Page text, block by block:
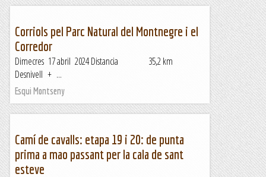
Corriols pel Parc Natural del Montnegre i el
Corredor
Dimecres 17 abril 2024 Distancia 35,2 km
Desnivell + ...
Esqui Montseny
Camí de cavalls: etapa 19 i 20: de punta
prima a mao passant per la cala de sant
esteve